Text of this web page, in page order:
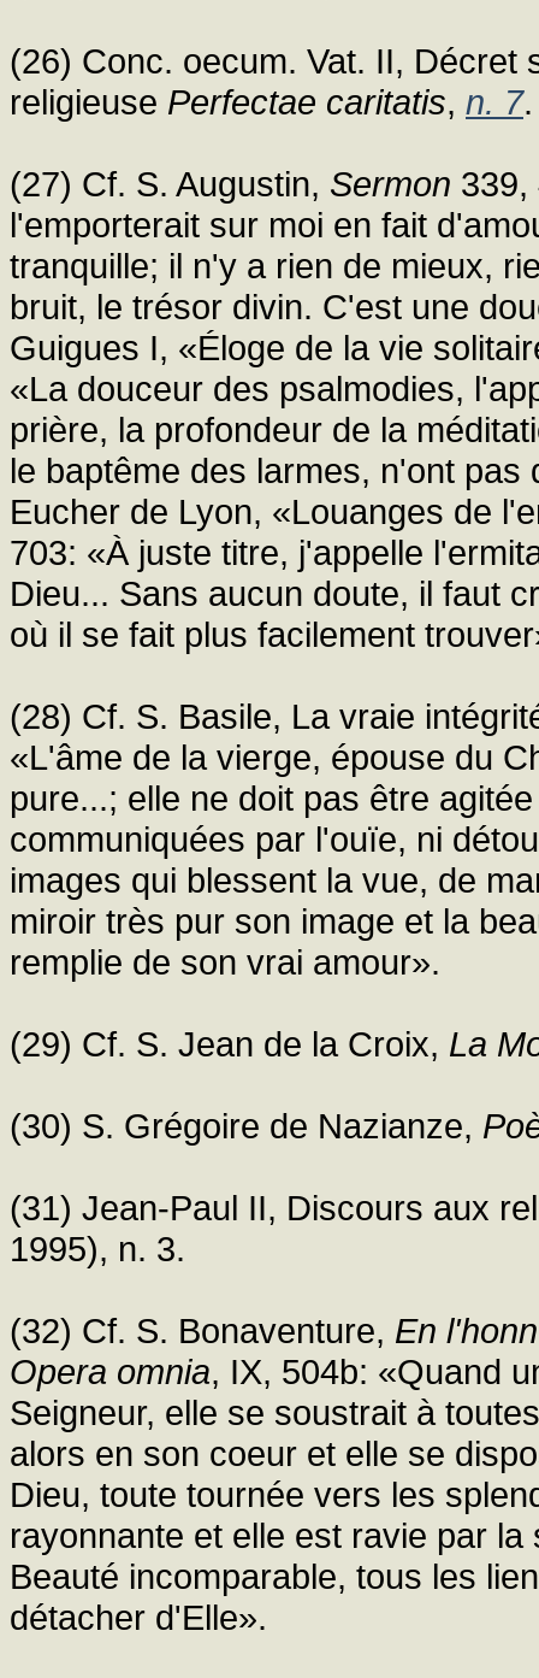
(26) Conc. oecum. Vat. II, Décret
religieuse Perfectae caritatis, n. 7.
(27) Cf. S. Augustin, Sermon
l'emporterait sur moi en fait
tranquille; il n'y a rien de mieux,
bruit, le trésor divin. C'est une
Guigues I, «Éloge de la vie
«La douceur des psalmodies,
prière, la profondeur de la
le baptême des larmes, n'ont
Eucher de Lyon, «Louanges de
703: «À juste titre, j'appelle
Dieu... Sans aucun doute, il faut
où il se fait plus facilement
(28) Cf. S. Basile, La vraie
«L'âme de la vierge, épouse du
pure...; elle ne doit pas être
communiquées par l'ouïe, ni
images qui blessent la vue, de
miroir très pur son image et la
remplie de son vrai amour».
(29) Cf. S. Jean de la Croix, La
(30) S. Grégoire de Nazianze,
(31) Jean-Paul II, Discours aux
1995), n. 3.
(32) Cf. S. Bonaventure, En
Opera omnia, IX, 504b: «Quand
Seigneur, elle se soustrait à
alors en son coeur et elle se
Dieu, toute tournée vers les
rayonnante et elle est ravie par
Beauté incomparable, tous les
détacher d'Elle».